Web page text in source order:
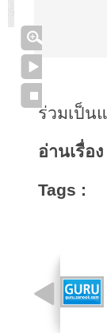
ร่วมเป็น
อ่านเรื่อง
Tags :